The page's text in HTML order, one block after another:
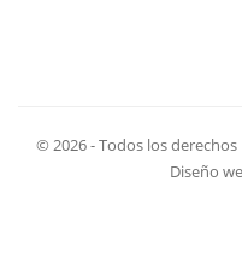
© 2026 - Todos los derechos
Diseño